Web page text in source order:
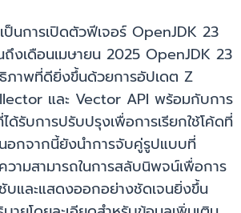
นการเปิดตัวฟีเจอร์ OpenJDK 23
งเดือนเมษายน 2025 OpenJDK 23
ธิภาพที่ดียิ่งขึ้นด้วยการอัปเดต Z
และ Vector API พร้อมกับการ
ด้รับการปรับปรุงเพื่อการเรียกใช้โค้ดที่
อกจากนี้ยังนำการจับคู่รูปแบบที่
ามสามารถในการสลับนิพจน์เพื่อการ
บและแสดงออกอย่างชัดเจนยิ่งขึ้น